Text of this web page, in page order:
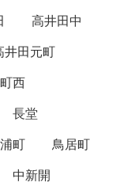
高井田中
井田元町
西
長堂
町
鳥居町
中新開